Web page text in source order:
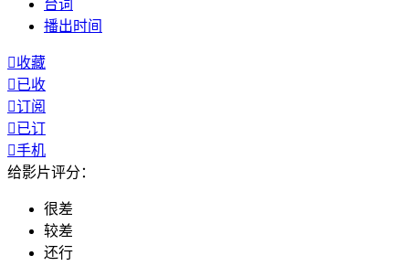
台词
播出时间
收藏
已收
订阅
已订
手机
给影片评分：
很差
较差
还行